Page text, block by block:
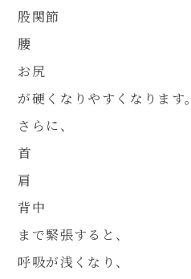
股関節
腰
お尻
が硬くなりやすくなります。
さらに、
首
肩
背中
まで緊張すると、
呼吸が浅くなり、